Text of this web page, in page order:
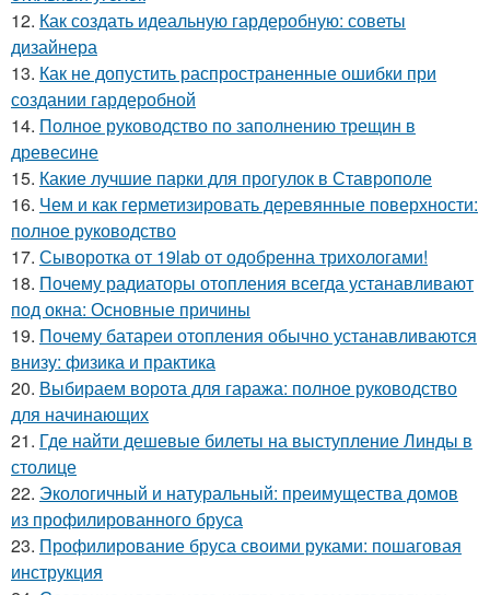
12. Как создать идеальную гардеробную: советы
дизайнера
13. Как не допустить распространенные ошибки при
создании гардеробной
14. Полное руководство по заполнению трещин в
древесине
15. Какие лучшие парки для прогулок в Ставрополе
16. Чем и как герметизировать деревянные поверхности:
полное руководство
17. Сыворотка от 19lab от одобренна трихологами!
18. Почему радиаторы отопления всегда устанавливают
под окна: Основные причины
19. Почему батареи отопления обычно устанавливаются
внизу: физика и практика
20. Выбираем ворота для гаража: полное руководство
для начинающих
21. Где найти дешевые билеты на выступление Линды в
столице
22. Экологичный и натуральный: преимущества домов
из профилированного бруса
23. Профилирование бруса своими руками: пошаговая
инструкция